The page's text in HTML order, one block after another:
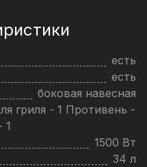
есть
есть
боковая навесная
гриля - 1 Противень -
1
1500 Вт
34 л